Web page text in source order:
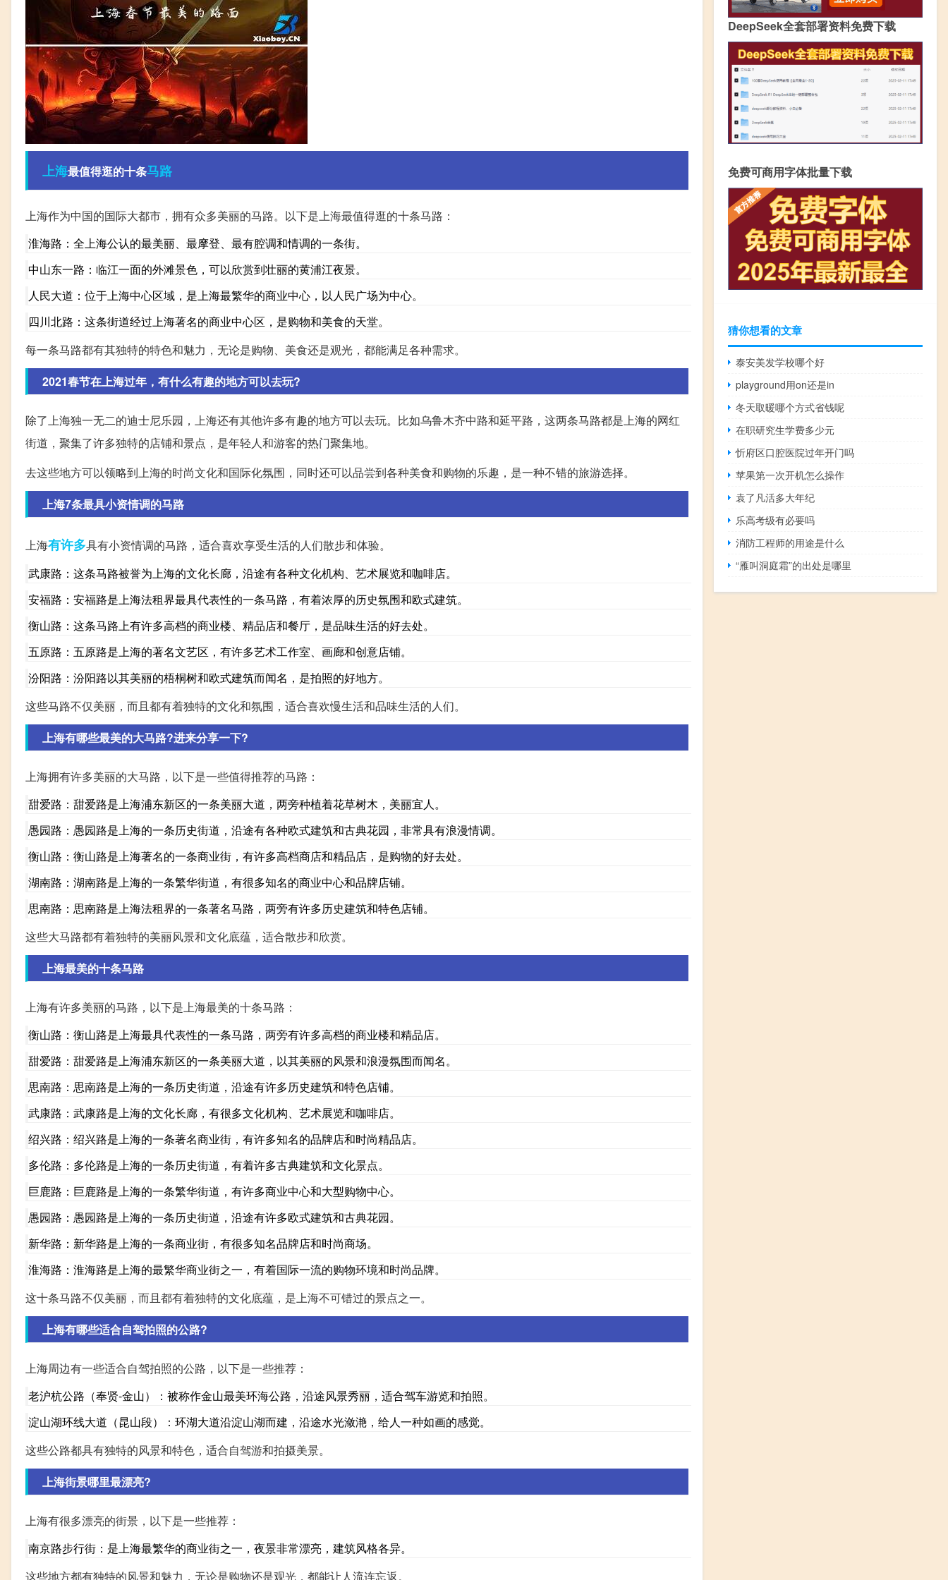
上海最值得逛的十条马路
上海作为中国的国际大都市，拥有众多美丽的马路。以下是上海最值得逛的十条马路：
淮海路：全上海公认的最美丽、最摩登、最有腔调和情调的一条街。
中山东一路：临江一面的外滩景色，可以欣赏到壮丽的黄浦江夜景。
人民大道：位于上海中心区域，是上海最繁华的商业中心，以人民广场为中心。
四川北路：这条街道经过上海著名的商业中心区，是购物和美食的天堂。
每一条马路都有其独特的特色和魅力，无论是购物、美食还是观光，都能满足各种需求。
2021春节在上海过年，有什么有趣的地方可以去玩?
除了上海独一无二的迪士尼乐园，上海还有其他许多有趣的地方可以去玩。比如乌鲁木齐中路和延平路，这两条马路都是上海的网红
街道，聚集了许多独特的店铺和景点，是年轻人和游客的热门聚集地。
去这些地方可以领略到上海的时尚文化和国际化氛围，同时还可以品尝到各种美食和购物的乐趣，是一种不错的旅游选择。
上海7条最具小资情调的马路
上海有许多具有小资情调的马路，适合喜欢享受生活的人们散步和体验。
武康路：这条马路被誉为上海的文化长廊，沿途有各种文化机构、艺术展览和咖啡店。
安福路：安福路是上海法租界最具代表性的一条马路，有着浓厚的历史氛围和欧式建筑。
衡山路：这条马路上有许多高档的商业楼、精品店和餐厅，是品味生活的好去处。
五原路：五原路是上海的著名文艺区，有许多艺术工作室、画廊和创意店铺。
汾阳路：汾阳路以其美丽的梧桐树和欧式建筑而闻名，是拍照的好地方。
这些马路不仅美丽，而且都有着独特的文化和氛围，适合喜欢慢生活和品味生活的人们。
上海有哪些最美的大马路?进来分享一下?
上海拥有许多美丽的大马路，以下是一些值得推荐的马路：
甜爱路：甜爱路是上海浦东新区的一条美丽大道，两旁种植着花草树木，美丽宜人。
愚园路：愚园路是上海的一条历史街道，沿途有各种欧式建筑和古典花园，非常具有浪漫情调。
衡山路：衡山路是上海著名的一条商业街，有许多高档商店和精品店，是购物的好去处。
湖南路：湖南路是上海的一条繁华街道，有很多知名的商业中心和品牌店铺。
思南路：思南路是上海法租界的一条著名马路，两旁有许多历史建筑和特色店铺。
这些大马路都有着独特的美丽风景和文化底蕴，适合散步和欣赏。
上海最美的十条马路
上海有许多美丽的马路，以下是上海最美的十条马路：
衡山路：衡山路是上海最具代表性的一条马路，两旁有许多高档的商业楼和精品店。
甜爱路：甜爱路是上海浦东新区的一条美丽大道，以其美丽的风景和浪漫氛围而闻名。
思南路：思南路是上海的一条历史街道，沿途有许多历史建筑和特色店铺。
武康路：武康路是上海的文化长廊，有很多文化机构、艺术展览和咖啡店。
绍兴路：绍兴路是上海的一条著名商业街，有许多知名的品牌店和时尚精品店。
多伦路：多伦路是上海的一条历史街道，有着许多古典建筑和文化景点。
巨鹿路：巨鹿路是上海的一条繁华街道，有许多商业中心和大型购物中心。
愚园路：愚园路是上海的一条历史街道，沿途有许多欧式建筑和古典花园。
新华路：新华路是上海的一条商业街，有很多知名品牌店和时尚商场。
淮海路：淮海路是上海的最繁华商业街之一，有着国际一流的购物环境和时尚品牌。
这十条马路不仅美丽，而且都有着独特的文化底蕴，是上海不可错过的景点之一。
上海有哪些适合自驾拍照的公路?
上海周边有一些适合自驾拍照的公路，以下是一些推荐：
老沪杭公路（奉贤-金山）：被称作金山最美环海公路，沿途风景秀丽，适合驾车游览和拍照。
淀山湖环线大道（昆山段）：环湖大道沿淀山湖而建，沿途水光潋滟，给人一种如画的感觉。
这些公路都具有独特的风景和特色，适合自驾游和拍摄美景。
上海街景哪里最漂亮?
上海有很多漂亮的街景，以下是一些推荐：
南京路步行街：是上海最繁华的商业街之一，夜景非常漂亮，建筑风格各异。
这些地方都有独特的风景和魅力，无论是购物还是观光，都能让人流连忘返。
DeepSeek全套部署资料免费下载
免费可商用字体批量下载
猜你想看的文章
泰安美发学校哪个好
playground用on还是in
冬天取暖哪个方式省钱呢
在职研究生学费多少元
忻府区口腔医院过年开门吗
苹果第一次开机怎么操作
袁了凡活多大年纪
乐高考级有必要吗
消防工程师的用途是什么
“雁叫洞庭霜”的出处是哪里